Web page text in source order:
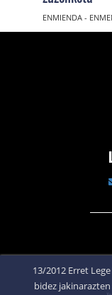
ENMIENDA -
13/2012 Erret
bidez